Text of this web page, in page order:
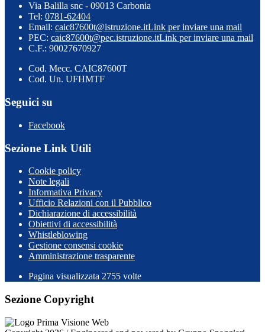
Via Balilla snc - 09013 Carbonia
Tel: 0781-62404
Email: caic87600t@istruzione.itLink per inviare una mail
PEC: caic87600t@pec.istruzione.itLink per inviare una mail
C.F.: 90027670927
Cod. Mecc. CAIC87600T
Cod. Un. UFHMTF
Seguici su
Facebook
Sezione Link Utili
Cookie policy
Note legali
Informativa Privacy
Ufficio Relazioni con il Pubblico
Dichiarazione di accessibilità
Obiettivi di accessibilità
Whistleblowing
Gestione consensi cookie
Amministrazione trasparente
Pagina visualizzata 2755 volte
Sezione Copyright